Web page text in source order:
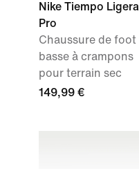
Nike Tiempo Ligera
Pro
Chaussure de foot
basse à crampons
pour terrain sec
149,99 €